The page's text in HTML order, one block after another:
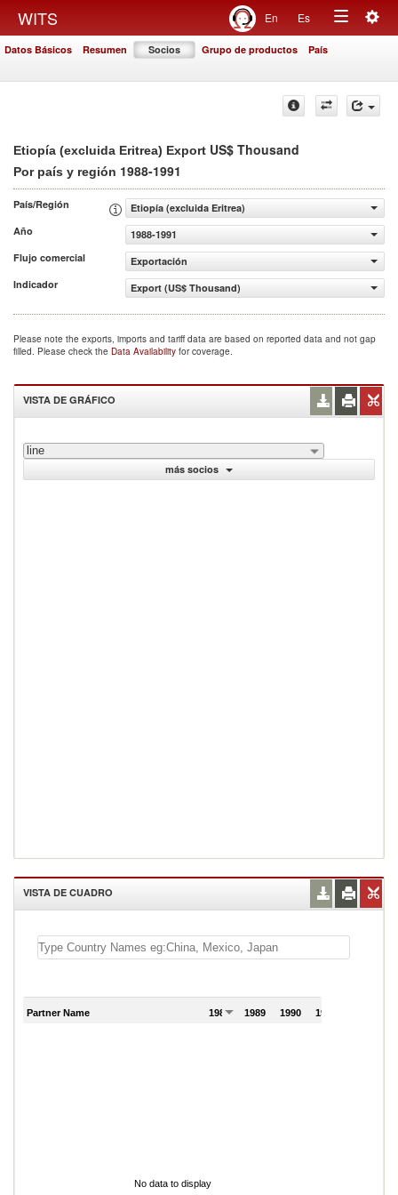
WITS En Es
Toggle
Datos Básicos Resumen Socios Grupo de productos País
Etiopía (excluida Eritrea) Export US$ Thousand
Por país y región 1988-1991
País/Región
Etiopía (excluida Eritrea)
Año
1988-1991
Flujo comercial
Exportación
Indicador
Export (US$ Thousand)
Please note the exports, imports and tariff data are based on reported data and not gap
filled. Please check the Data Availability for coverage.
VISTA DE GRÁFICO
line
más socios
VISTA DE CUADRO
Partner Name 1988 1989 1990 1991
No data to display